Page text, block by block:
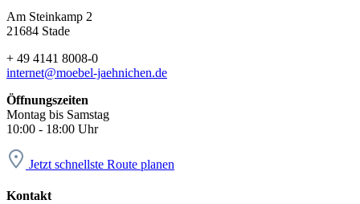
Am Steinkamp 2
21684 Stade
+ 49 4141 8008-0
internet@moebel-jaehnichen.de
Öffnungszeiten
Montag bis Samstag
10:00 - 18:00 Uhr
Jetzt schnellste Route planen
Kontakt